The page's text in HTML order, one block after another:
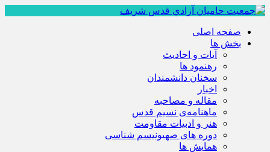
صفحه اصلی
بخش ها
آیات و احادیث
رهنمود ها
سخنان دانشمندان
اخبار
مقاله و مصاحبه
ماهنامه‌ی نسیم قدس
هنر و ادبیات مقاومت
دوره های صهیونیسم شناسی
همايش ها